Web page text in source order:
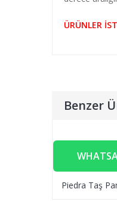
ÜRÜNLER
Benzer
Piedra Taş